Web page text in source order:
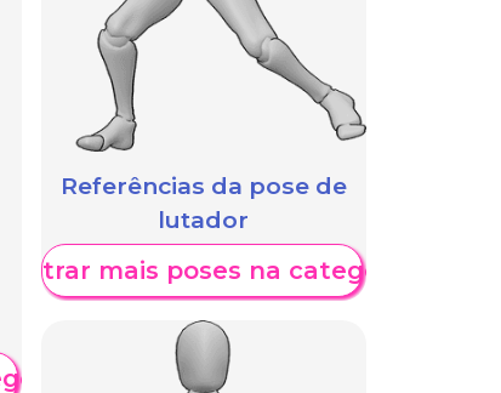
Referências da pose de
lutador
Mostrar mais poses na categoria